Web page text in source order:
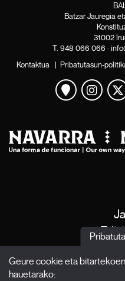
Batzar Jauregia
31002
T. 948 066 066 ·
Kontaktua | Pribatutasun-
Mapa
Geure cookie eta
hauetarako: